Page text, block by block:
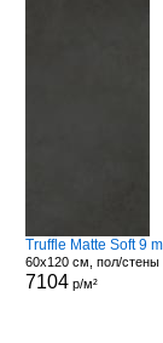
Truffle Matte Soft 9
60x120 см, пол/стены
7104р/м²